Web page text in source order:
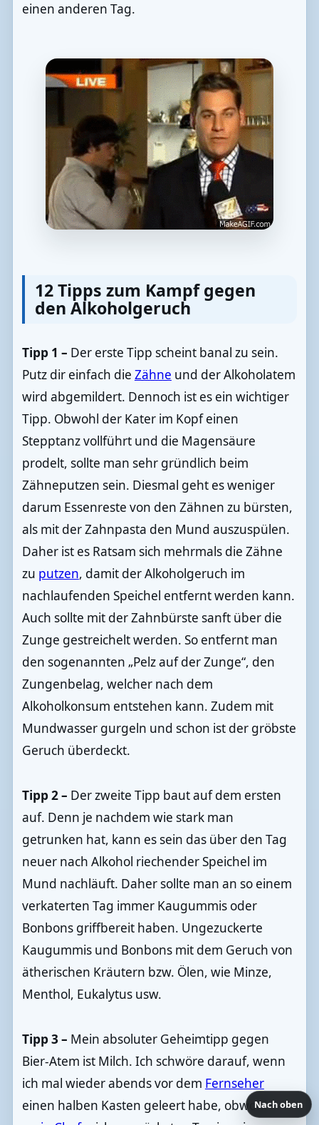
einen anderen Tag.
12 Tipps zum Kampf gegen
den Alkoholgeruch
Tipp 1 – Der erste Tipp scheint banal zu sein.
Putz dir einfach die Zähne und der Alkoholatem
wird abgemildert. Dennoch ist es ein wichtiger
Tipp. Obwohl der Kater im Kopf einen
Stepptanz vollführt und die Magensäure
prodelt, sollte man sehr gründlich beim
Zähneputzen sein. Diesmal geht es weniger
darum Essenreste von den Zähnen zu bürsten,
als mit der Zahnpasta den Mund auszuspülen.
Daher ist es Ratsam sich mehrmals die Zähne
zu putzen, damit der Alkoholgeruch im
nachlaufenden Speichel entfernt werden kann.
Auch sollte mit der Zahnbürste sanft über die
Zunge gestreichelt werden. So entfernt man
den sogenannten „Pelz auf der Zunge“, den
Zungenbelag, welcher nach dem
Alkoholkonsum entstehen kann. Zudem mit
Mundwasser gurgeln und schon ist der gröbste
Geruch überdeckt.
Tipp 2 – Der zweite Tipp baut auf dem ersten
auf. Denn je nachdem wie stark man
getrunken hat, kann es sein das über den Tag
neuer nach Alkohol riechender Speichel im
Mund nachläuft. Daher sollte man an so einem
verkaterten Tag immer Kaugummis oder
Bonbons griffbereit haben. Ungezuckerte
Kaugummis und Bonbons mit dem Geruch von
ätherischen Kräutern bzw. Ölen, wie Minze,
Menthol, Eukalytus usw.
Tipp 3 – Mein absoluter Geheimtipp gegen
Bier-Atem ist Milch. Ich schwöre darauf, wenn
ich mal wieder abends vor dem Fernseher
einen halben Kasten geleert habe, obwohlNach oben